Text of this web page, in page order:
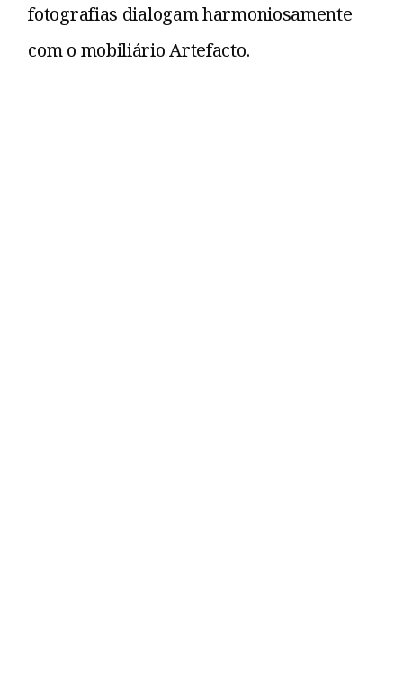
fotografias dialogam harmoniosamente
com o mobiliário Artefacto.